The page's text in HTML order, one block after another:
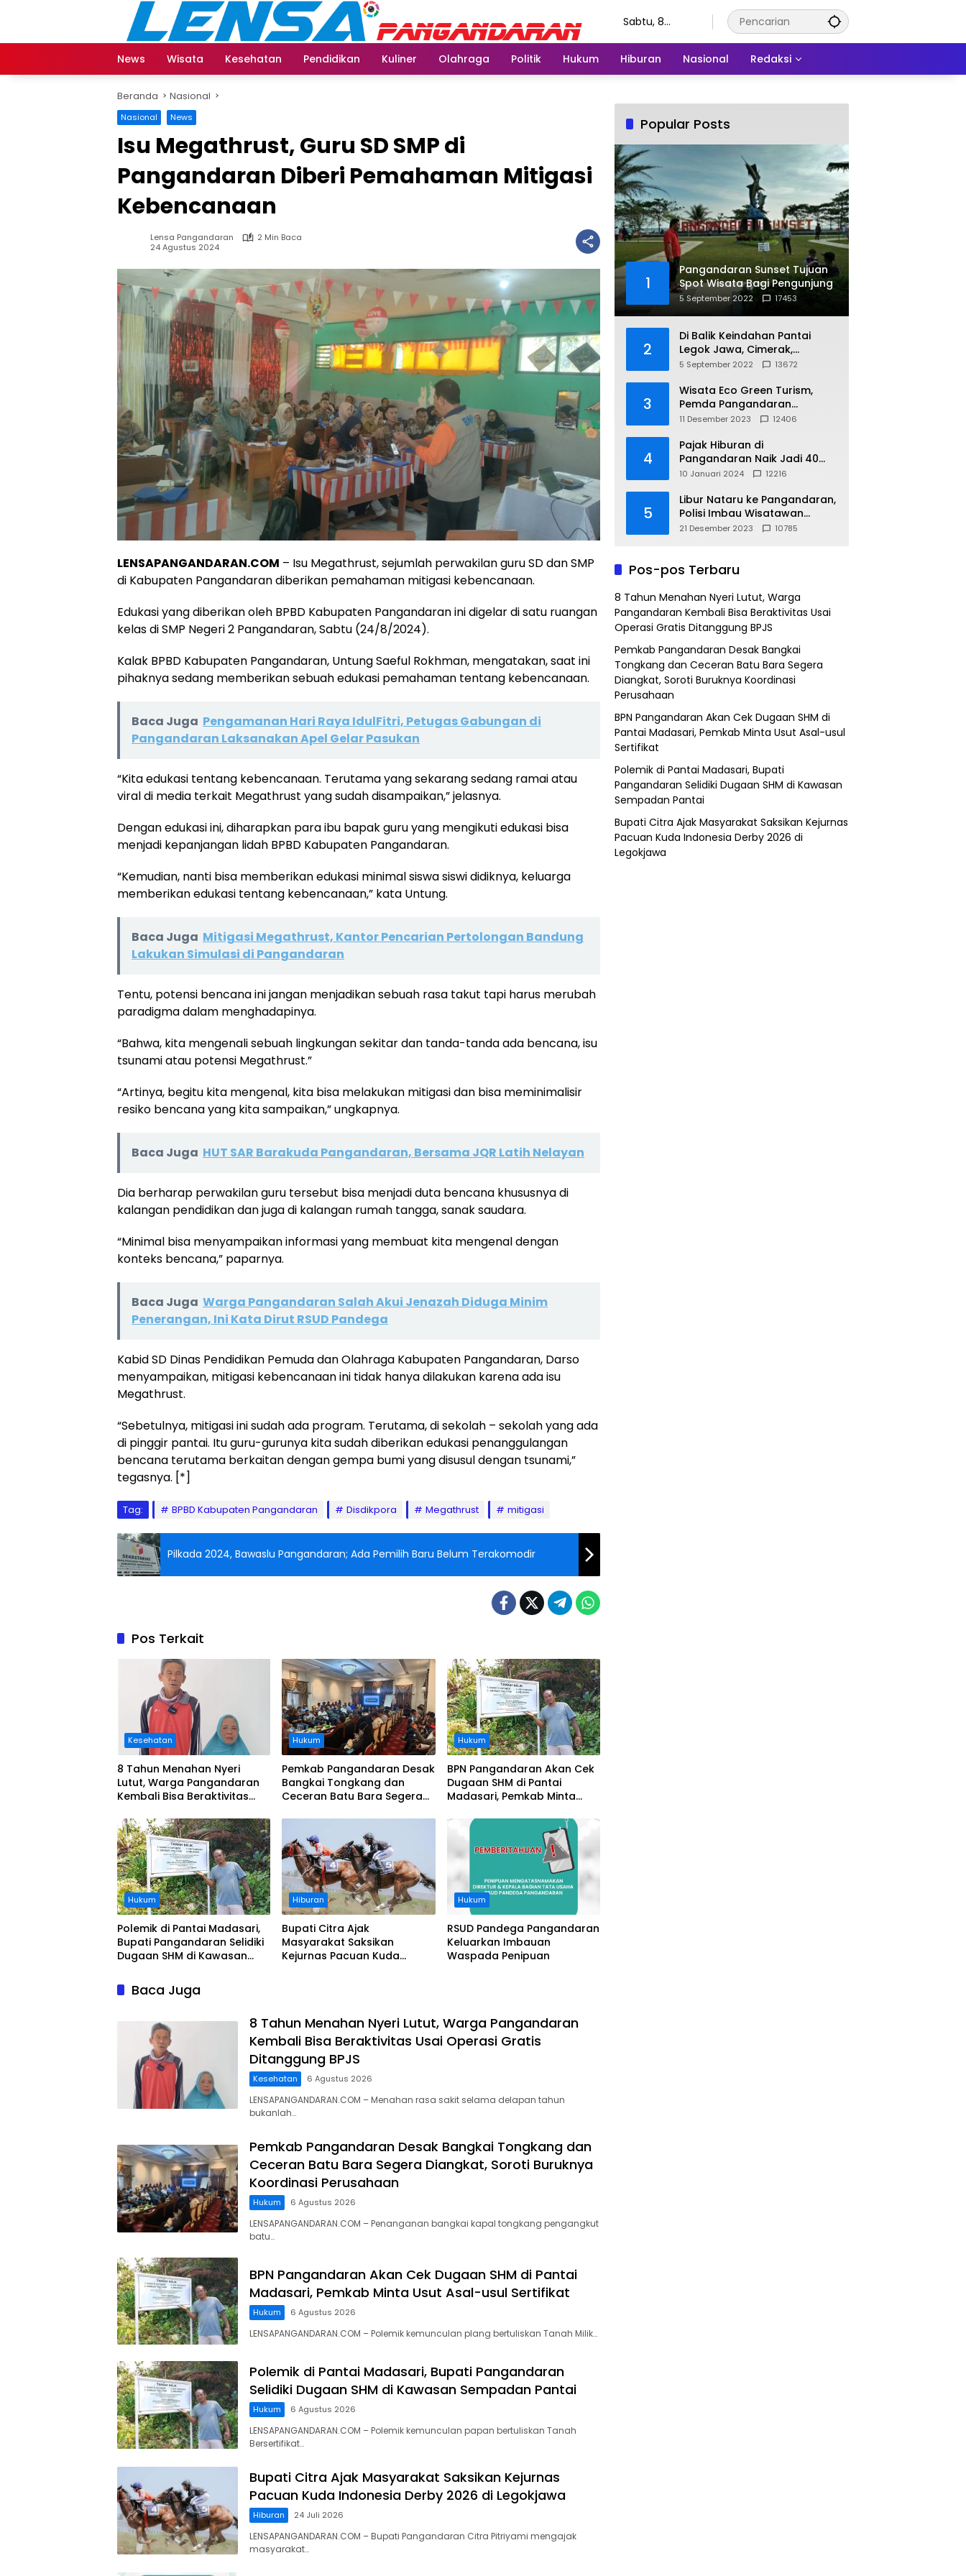
Sabtu, 8
News
Wisata Kesehatan Pendidikan Kuliner Olahraga Politik Hukum Hiburan Nasional Redaksi
Beranda Nasional
Nasional News
Isu Megathrust, Guru SD SMP di
Pangandaran Diberi Pemahaman Mitigasi
Kebencanaan
Lensa Pangandaran
2 Min Baca
24 Agustus 2024
LENSAPANGANDARAN.COM – Isu Megathrust, sejumlah perwakilan guru SD dan SMP
di Kabupaten Pangandaran diberikan pemahaman mitigasi kebencanaan.
Edukasi yang diberikan oleh BPBD Kabupaten Pangandaran ini digelar di satu ruangan
kelas di SMP Negeri 2 Pangandaran, Sabtu (24/8/2024).
Kalak BPBD Kabupaten Pangandaran, Untung Saeful Rokhman, mengatakan, saat ini
pihaknya sedang memberikan sebuah edukasi pemahaman tentang kebencanaan.
Baca Juga Pengamanan Hari Raya IdulFitri, Petugas Gabungan di
Pangandaran Laksanakan Apel Gelar Pasukan
“Kita edukasi tentang kebencanaan. Terutama yang sekarang sedang ramai atau
viral di media terkait Megathrust yang sudah disampaikan,” jelasnya.
Dengan edukasi ini, diharapkan para ibu bapak guru yang mengikuti edukasi bisa
menjadi kepanjangan lidah BPBD Kabupaten Pangandaran.
“Kemudian, nanti bisa memberikan edukasi minimal siswa siswi didiknya, keluarga
memberikan edukasi tentang kebencanaan,” kata Untung.
Baca Juga Mitigasi Megathrust, Kantor Pencarian Pertolongan Bandung
Lakukan Simulasi di Pangandaran
Tentu, potensi bencana ini jangan menjadikan sebuah rasa takut tapi harus merubah
paradigma dalam menghadapinya.
“Bahwa, kita mengenali sebuah lingkungan sekitar dan tanda-tanda ada bencana, isu
tsunami atau potensi Megathrust.”
“Artinya, begitu kita mengenal, kita bisa melakukan mitigasi dan bisa meminimalisir
resiko bencana yang kita sampaikan,” ungkapnya.
Baca Juga HUT SAR Barakuda Pangandaran, Bersama JQR Latih Nelayan
Dia berharap perwakilan guru tersebut bisa menjadi duta bencana khususnya di
kalangan pendidikan dan juga di kalangan rumah tangga, sanak saudara.
“Minimal bisa menyampaikan informasi yang membuat kita mengenal dengan
konteks bencana,” paparnya.
Baca Juga Warga Pangandaran Salah Akui Jenazah Diduga Minim
Penerangan, Ini Kata Dirut RSUD Pandega
Kabid SD Dinas Pendidikan Pemuda dan Olahraga Kabupaten Pangandaran, Darso
menyampaikan, mitigasi kebencanaan ini tidak hanya dilakukan karena ada isu
Megathrust.
“Sebetulnya, mitigasi ini sudah ada program. Terutama, di sekolah – sekolah yang ada
di pinggir pantai. Itu guru-gurunya kita sudah diberikan edukasi penanggulangan
bencana terutama berkaitan dengan gempa bumi yang disusul dengan tsunami,”
tegasnya. [*]
Tag: BPBD Kabupaten Pangandaran Disdikpora Megathrust mitigasi
Pilkada 2024, Bawaslu Pangandaran; Ada Pemilih Baru Belum Terakomodir
Pos Terkait
Kesehatan
8 Tahun Menahan Nyeri
Lutut, Warga Pangandaran
Kembali Bisa Beraktivitas
Ditanggung BPJS
Hukum
Pemkab Pangandaran Desak
Bangkai Tongkang dan
Ceceran Batu Bara Segera
Koordinasi Perusahaan
Hukum
BPN Pangandaran Akan Cek
Dugaan SHM di Pantai
Madasari, Pemkab Minta
Hukum
Polemik di Pantai Madasari,
Bupati Pangandaran Selidiki
Dugaan SHM di Kawasan
Hiburan
Bupati Citra Ajak
Masyarakat Saksikan
Kejurnas Pacuan Kuda
Hukum
RSUD Pandega Pangandaran
Keluarkan Imbauan
Waspada Penipuan
Baca Juga
8 Tahun Menahan Nyeri Lutut, Warga Pangandaran
Kembali Bisa Beraktivitas Usai Operasi Gratis
Ditanggung BPJS
Kesehatan 6 Agustus 2026
LENSAPANGANDARAN.COM – Menahan rasa sakit selama delapan tahun
bukanlah…
Pemkab Pangandaran Desak Bangkai Tongkang dan
Ceceran Batu Bara Segera Diangkat, Soroti Buruknya
Koordinasi Perusahaan
Hukum 6 Agustus 2026
LENSAPANGANDARAN.COM – Penanganan bangkai kapal tongkang pengangkut
batu…
BPN Pangandaran Akan Cek Dugaan SHM di Pantai
Madasari, Pemkab Minta Usut Asal-usul Sertifikat
Hukum 6 Agustus 2026
LENSAPANGANDARAN.COM – ‎Polemik kemunculan plang bertuliskan Tanah Milik…
Polemik di Pantai Madasari, Bupati Pangandaran
Selidiki Dugaan SHM di Kawasan Sempadan Pantai
Hukum 6 Agustus 2026
LENSAPANGANDARAN.COM – Polemik kemunculan papan bertuliskan Tanah
Bersertifikat…
Bupati Citra Ajak Masyarakat Saksikan Kejurnas
Pacuan Kuda Indonesia Derby 2026 di Legokjawa
Hiburan 24 Juli 2026
LENSAPANGANDARAN.COM – Bupati Pangandaran Citra Pitriyami mengajak
masyarakat…
Popular Posts
1
Pangandaran Sunset Tujuan
Spot Wisata Bagi Pengunjung
5 September 2022 17453
2
Di Balik Keindahan Pantai
Legok Jawa, Cimerak,
Pangandaran
5 September 2022 13672
3
Wisata Eco Green Turism,
Pemda Pangandaran
Gandeng PLN
11 Desember 2023 12406
4
Pajak Hiburan di
Pangandaran Naik Jadi 40
Persen
10 Januari 2024 12216
5
Libur Nataru ke Pangandaran,
Polisi Imbau Wisatawan
Gunakan Jalur Arteri
21 Desember 2023 10785
Pos-pos Terbaru
8 Tahun Menahan Nyeri Lutut, Warga
Pangandaran Kembali Bisa Beraktivitas Usai
Operasi Gratis Ditanggung BPJS
Pemkab Pangandaran Desak Bangkai
Tongkang dan Ceceran Batu Bara Segera
Diangkat, Soroti Buruknya Koordinasi
Perusahaan
BPN Pangandaran Akan Cek Dugaan SHM di
Pantai Madasari, Pemkab Minta Usut Asal-usul
Sertifikat
Polemik di Pantai Madasari, Bupati
Pangandaran Selidiki Dugaan SHM di Kawasan
Sempadan Pantai
Bupati Citra Ajak Masyarakat Saksikan Kejurnas
Pacuan Kuda Indonesia Derby 2026 di
Legokjawa